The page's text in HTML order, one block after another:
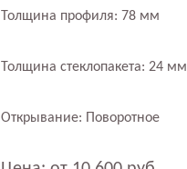
Толщина профиля: 78 мм
Толщина стеклопакета: 24 мм
Открывание: Поворотное